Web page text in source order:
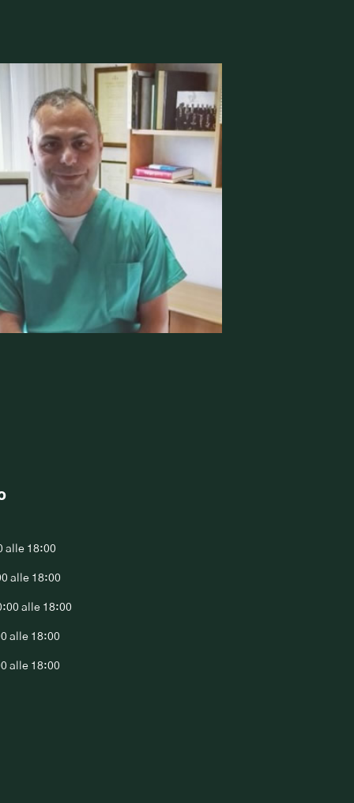
alle 18:00
alle 18:00
alle 18:00
alle 18:00
alle 18:00